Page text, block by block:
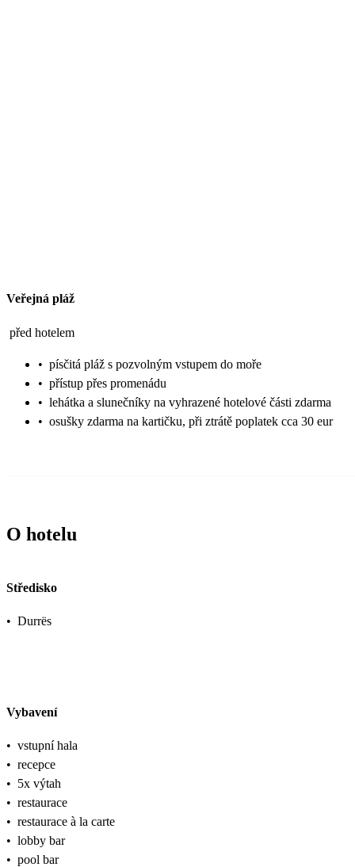
Veřejná pláž
před hotelem
• písčitá pláž s pozvolným vstupem do moře
• přístup přes promenádu
• lehátka a slunečníky na vyhrazené hotelové části zdarma
• osušky zdarma na kartičku, při ztrátě poplatek cca 30 eur
O hotelu
Středisko
• Durrës
Vybavení
• vstupní hala
• recepce
• 5x výtah
• restaurace
• restaurace à la carte
• lobby bar
• pool bar